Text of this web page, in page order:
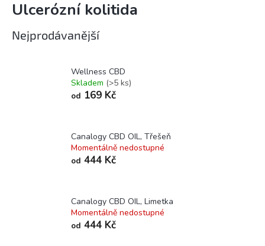
Ulcerózní kolitida
Nejprodávanější
Wellness CBD
Skladem (>5 ks)
od 169 Kč
Canalogy CBD OIL, Třešeň
Momentálně nedostupné
od 444 Kč
Canalogy CBD OIL, Limetka
Momentálně nedostupné
od 444 Kč